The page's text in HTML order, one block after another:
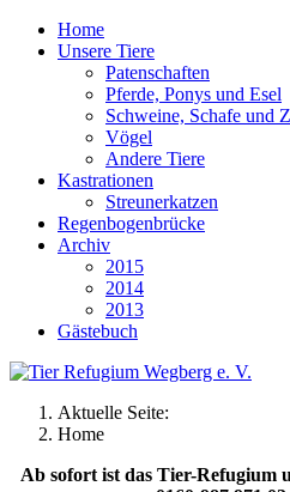
Home
Unsere Tiere
Patenschaften
Pferde, Ponys und Esel
Schweine, Schafe und
Vögel
Andere Tiere
Kastrationen
Streunerkatzen
Regenbogenbrücke
Archiv
2015
2014
2013
Gästebuch
Aktuelle Seite:
Home
Ab sofort ist das Tier-Refugium